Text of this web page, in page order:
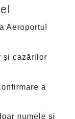
Aeroportul
și cazărilor
a
numele și